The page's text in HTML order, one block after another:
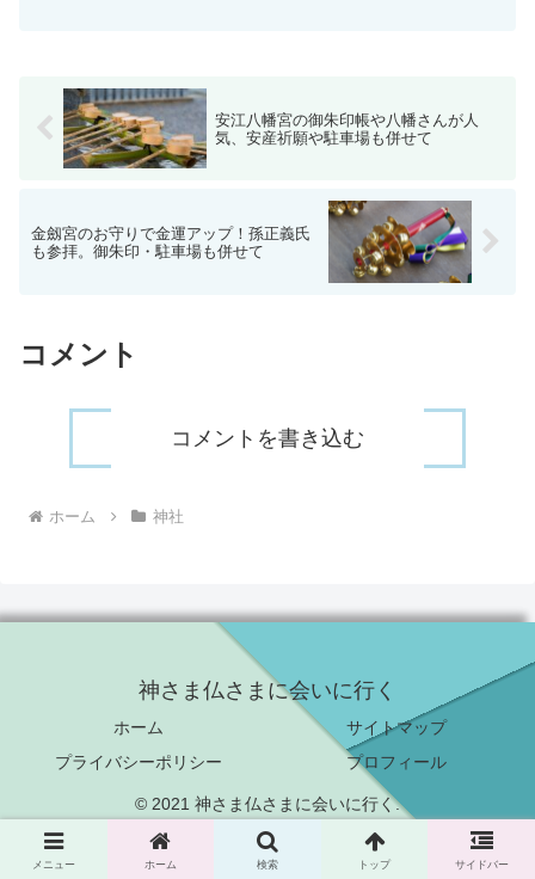
安江八幡宮の御朱印帳や八幡さんが人
気、安産祈願や駐車場も併せて
金劔宮のお守りで金運アップ！孫正義氏
も参拝。御朱印・駐車場も併せて
コメント
コメントを書き込む
ホーム 神社
神さま仏さまに会いに行く
ホーム
サイトマップ
プライバシーポリシー
プロフィール
© 2021 神さま仏さまに会いに行く.
メニュー ホーム 検索 トップ サイドバー